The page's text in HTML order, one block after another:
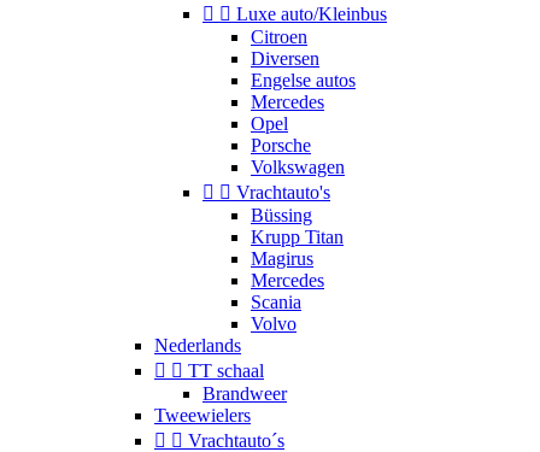
  Luxe auto/Kleinbus
Citroen
Diversen
Engelse autos
Mercedes
Opel
Porsche
Volkswagen
  Vrachtauto's
Büssing
Krupp Titan
Magirus
Mercedes
Scania
Volvo
Nederlands
  TT schaal
Brandweer
Tweewielers
  Vrachtauto´s